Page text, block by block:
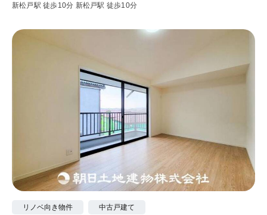
新松戸駅 徒歩10分 新松戸駅 徒歩10分
リノベ向き物件 中古戸建て